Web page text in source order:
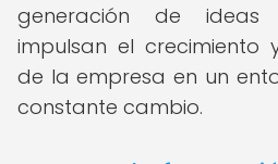
generación de ideas
impulsan el crecimiento
de la empresa en un
constante cambio.